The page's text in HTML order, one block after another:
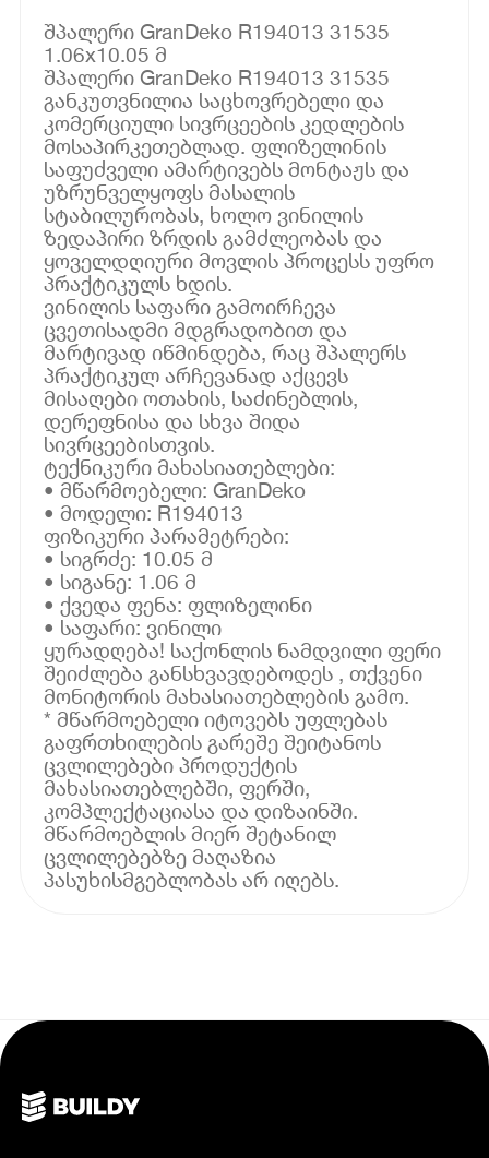
შპალერი GranDeko R194013 31535
1.06x10.05 მ
შპალერი GranDeko R194013 31535
განკუთვნილია საცხოვრებელი და
კომერციული სივრცეების კედლების
მოსაპირკეთებლად. ფლიზელინის
საფუძველი ამარტივებს მონტაჟს და
უზრუნველყოფს მასალის
სტაბილურობას, ხოლო ვინილის
ზედაპირი ზრდის გამძლეობას და
ყოველდღიური მოვლის პროცესს უფრო
პრაქტიკულს ხდის.
ვინილის საფარი გამოირჩევა
ცვეთისადმი მდგრადობით და
მარტივად იწმინდება, რაც შპალერს
პრაქტიკულ არჩევანად აქცევს
მისაღები ოთახის, საძინებლის,
დერეფნისა და სხვა შიდა
სივრცეებისთვის.
ტექნიკური მახასიათებლები:
• მწარმოებელი: GranDeko
• მოდელი: R194013
ფიზიკური პარამეტრები:
• სიგრძე: 10.05 მ
• სიგანე: 1.06 მ
• ქვედა ფენა: ფლიზელინი
• საფარი: ვინილი
ყურადღება! საქონლის ნამდვილი ფერი
შეიძლება განსხვავდებოდეს , თქვენი
მონიტორის მახასიათებლების გამო.
* მწარმოებელი იტოვებს უფლებას
გაფრთხილების გარეშე შეიტანოს
ცვლილებები პროდუქტის
მახასიათებლებში, ფერში,
კომპლექტაციასა და დიზაინში.
მწარმოებლის მიერ შეტანილ
ცვლილებებზე მაღაზია
პასუხისმგებლობას არ იღებს.